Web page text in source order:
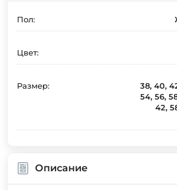
Пол:
Цвет:
Размер:
38, 40,
54, 56,
42,
Описание